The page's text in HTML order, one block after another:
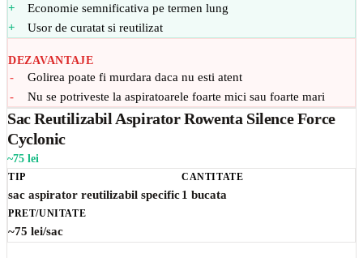
Economie semnificativa pe termen lung
Usor de curatat si reutilizat
DEZAVANTAJE
Golirea poate fi murdara daca nu esti atent
Nu se potriveste la aspiratoarele foarte mici sau foarte mari
Sac Reutilizabil Aspirator Rowenta Silence Force
Cyclonic
~75 lei
TIP
sac aspirator reutilizabil specific
CANTITATE
1 bucata
PRET/UNITATE
~75 lei/sac